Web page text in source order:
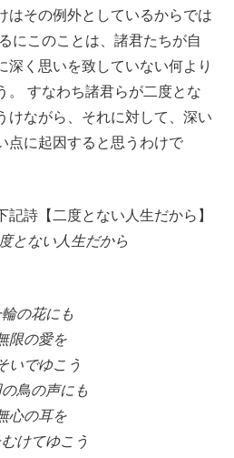
はその例外としているからでは
にこのことは、諸君たちが自
深く思いを致していない何より
。 すなわち諸君らが二度とな
けながら、それに対して、深い
点に起因すると思うわけで
詩【二度とない人生だから】
とない人生だから
輪の花にも
限の愛を
いでゆこう
鳥の声にも
心の耳を
けてゆこう